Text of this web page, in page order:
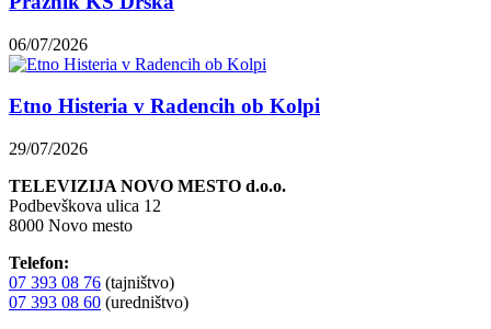
06/07/2026
Etno Histeria v Radencih ob Kolpi
29/07/2026
TELEVIZIJA NOVO MESTO d.o.o.
Podbevškova ulica 12
8000 Novo mesto
Telefon:
07 393 08 76 (tajništvo)
07 393 08 60 (uredništvo)